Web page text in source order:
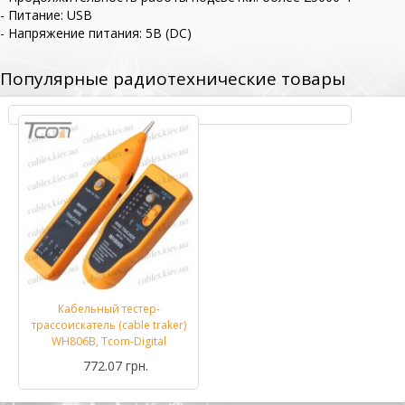
- Питание: USB
- Напряжение питания: 5В (DC)
Популярные радиотехнические товары
Кабельный тестер-
трассоискатель (cable traker)
WH806B, Tcom-Digital
772.07 грн.